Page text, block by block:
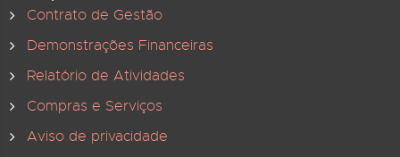
Contrato de Gestão
Demonstrações Financeiras
Relatório de Atividades
Compras e Serviços
Aviso de privacidade